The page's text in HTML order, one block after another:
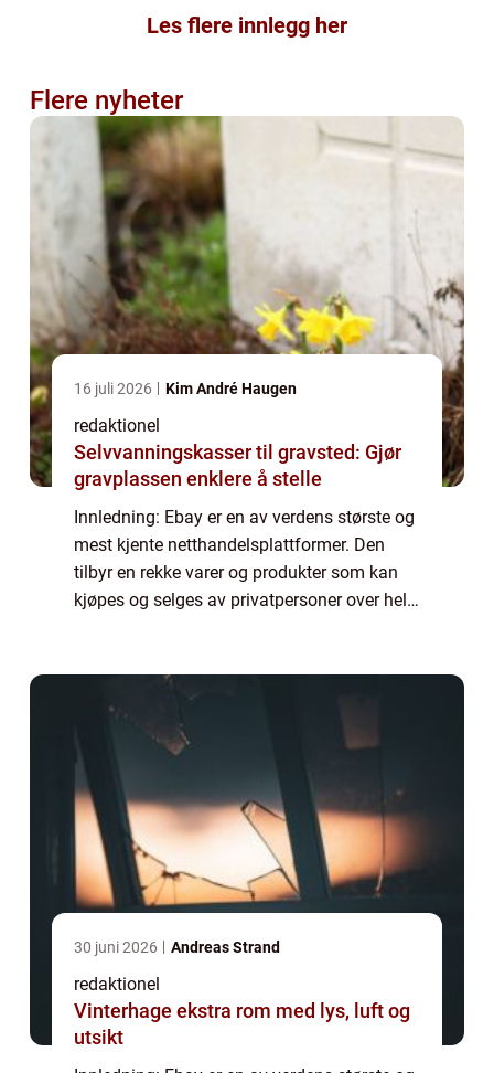
Les flere innlegg her
Flere nyheter
16 juli 2026 Kim André Haugen
redaktionel
Selvvanningskasser til gravsted: Gjør
gravplassen enklere å stelle
Innledning: Ebay er en av verdens største og
mest kjente netthandelsplattformer. Den
tilbyr en rekke varer og produkter som kan
kjøpes og selges av privatpersoner over hele
30 juni 2026 Andreas Strand
redaktionel
Vinterhage ekstra rom med lys, luft og
utsikt